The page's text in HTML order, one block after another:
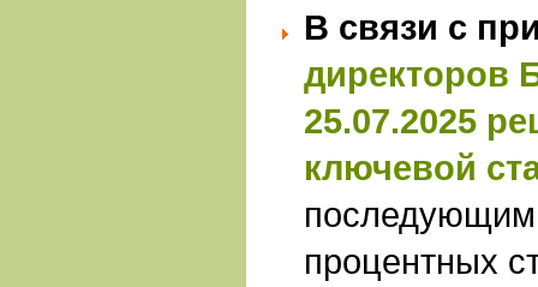
В связи с
директоров
25.07.2025
ключевой
процентных